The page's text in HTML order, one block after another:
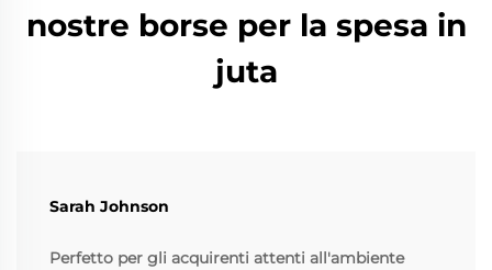
nostre borse per la spesa in
juta
Sarah Johnson
Perfetto per gli acquirenti attenti all'ambiente